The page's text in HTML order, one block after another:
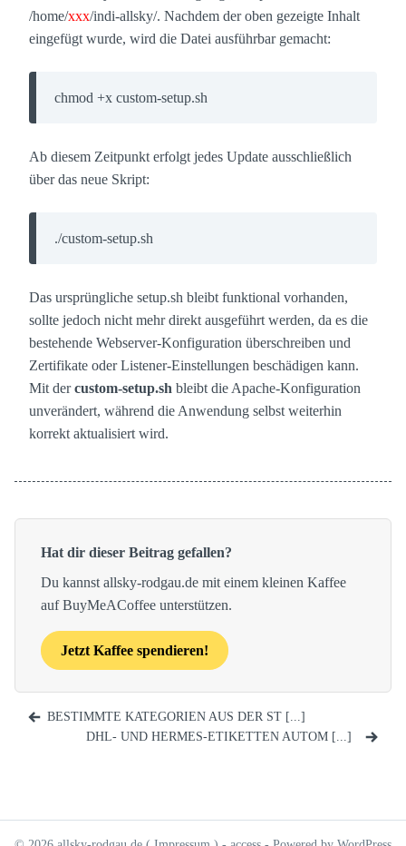
/home/xxx/indi-allsky/. Nachdem der oben gezeigte Inhalt
eingefügt wurde, wird die Datei ausführbar gemacht:
chmod +x custom-setup.sh
Ab diesem Zeitpunkt erfolgt jedes Update ausschließlich
über das neue Skript:
./custom-setup.sh
Das ursprüngliche setup.sh bleibt funktional vorhanden,
sollte jedoch nicht mehr direkt ausgeführt werden, da es die
bestehende Webserver-Konfiguration überschreiben und
Zertifikate oder Listener-Einstellungen beschädigen kann.
Mit dercustom-setup.sh bleibt die Apache-Konfiguration
unverändert, während die Anwendung selbst weiterhin
korrekt aktualisiert wird.
Hat dir dieser Beitrag gefallen?
Du kannst allsky-rodgau.de mit einem kleinen Kaffee
auf BuyMeACoffee unterstützen.
Jetzt Kaffee spendieren!
BESTIMMTE KATEGORIEN AUS DER ST [...]
DHL- UND HERMES-ETIKETTEN AUTOM [...]